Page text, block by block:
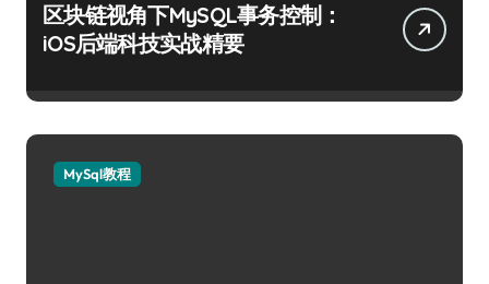
区块链视角下MySQL事务控制：
iOS后端科技实战精要
MySql教程